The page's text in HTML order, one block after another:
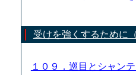
受けを強くするために
１０９．巡目とシャン